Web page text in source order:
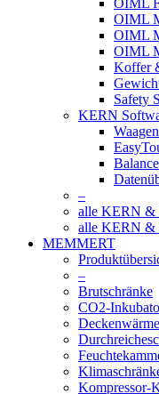
OIML
OIML
OIML
OIML
Koffer
Safety
KERN
–
alle KERN &
alle KERN &
MEMMERT
–
Brutschränke
CO2-
Kompressor-